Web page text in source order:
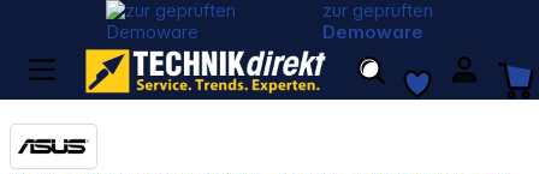
zur geprüften
Demoware